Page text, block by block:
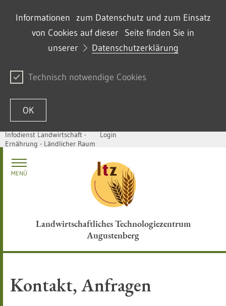
Informationen zum Datenschutz und zum Einsatz
von Cookies auf dieser Seite finden Sie in
unserer
Datenschutzerklärung
Technisch notwendige Cookies
OK
Zum Inhalt springen
Infodienst Landwirtschaft -
Ernährung - Ländlicher Raum
Login
Landwirtschaftliches Technologiezentrum
Augustenberg
MENÜ
Kontakt, Anfragen